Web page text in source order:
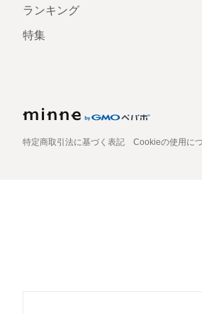
ランキング
特集
特定商取引法に基づく表記 Cookieの使用に